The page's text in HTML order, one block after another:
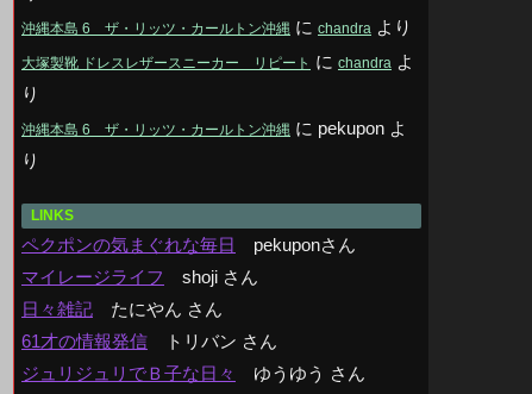
沖縄本島 6 ザ・リッツ・カールトン沖縄 に chandra より
大塚製靴 ドレスレザースニーカー リピート に chandra よ
り
沖縄本島 6 ザ・リッツ・カールトン沖縄 に pekupon よ
り
LINKS
ペクポンの気まぐれな毎日
pekuponさん
マイレージライフ
shoji さん
日々雑記 たにやん さん
61才の情報発信 トリバン さん
ジュリジュリでＢ子な日々
ゆうゆう さん